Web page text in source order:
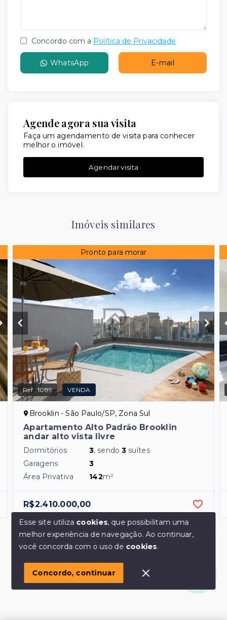
Concordo com a Política de Privacidade
WhatsApp E-mail
Agende agora sua visita
Faça um agendamento de visita para conhecer
melhor o imóvel.
Agendar visita
Imóveis similares
Pronto para morar
Ref.:1089 VENDA
Brooklin - São Paulo/SP, Zona Sul
Apartamento Alto Padrão Brooklin
andar alto vista livre
Dormitórios 3, sendo3 suítes
Garagens
3
Área Privativa
142m²
R$2.410.000,00
Olá! em posso ajudar?
Esse site utiliza cookies, que possibilitam uma
melhor experiência de navegação.Ao continuar,
você concorda com o uso de cookies.
Concordo, continuar